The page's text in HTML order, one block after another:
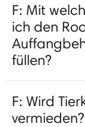
F: Mit
ich den
füllen?
F: Wird
vermieden?